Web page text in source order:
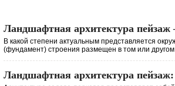
Ландшафтная архитектура
В какой степени актуальным представляется
(фундамент) строения размещен в том или
Ландшафтная архитектура